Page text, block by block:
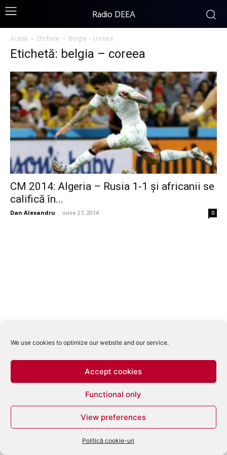
We use cookies to optimize our website and our service.
Accept cookies
Functional only
View preferences
Politică cookie-uri
Radio DEEA
Acasă Etichete Belgia – coreea
Etichetă: belgia – coreea
CM 2014: Algeria – Rusia 1-1 și africanii se
califică în...
Dan Alexandru - iunie 27, 2014 0